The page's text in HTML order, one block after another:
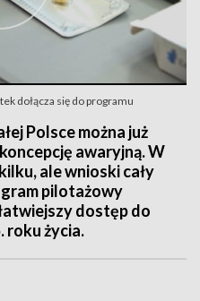
dołącza się do programu
Polsce można już
awaryjną. W
ale wnioski cały
pilotażowy
dostęp do
roku życia.